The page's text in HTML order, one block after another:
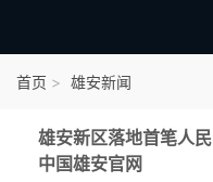
首页 雄安新闻
雄安新区落地首笔人
中国雄安官网